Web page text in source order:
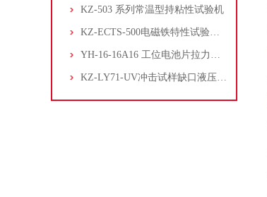
KZ-503 系列常温型持粘性试验机
KZ-ECTS-500电磁铁特性试验系统
YH-16-16A16 工位电池片拉力试验机
KZ-LY71-UV冲击试样缺口液压拉床